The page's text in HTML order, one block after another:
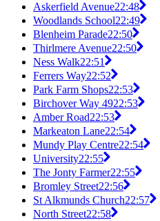
Askerfield Avenue22:48
Woodlands School22:49
Blenheim Parade22:50
Thirlmere Avenue22:50
Ness Walk22:51
Ferrers Way22:52
Park Farm Shops22:53
Birchover Way 4922:53
Amber Road22:53
Markeaton Lane22:54
Mundy Play Centre22:54
University22:55
The Jonty Farmer22:55
Bromley Street22:56
St Alkmunds Church22:57
North Street22:58